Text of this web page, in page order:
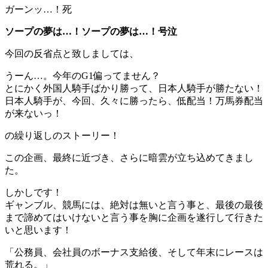
ガーンッ…！死
ソープの夢は…！ソープの夢は…！号泣
今回の反省点と致しましては、
うーん…。今年のG1偏ってません？
とにかく外国人騎手ばかり勝って、日本人騎手が勝たない！
日本人騎手が、今回、久々に勝ったら、低配当！万馬券配当
が来ないっ！
の繰り返しのストーリー！
この企画、最終に近づき、さらに暗雲が立ち込めてきまし
た。
しかしです！
ギャンブル、競馬には、絶対は無いと言う事と、最後の最後
まで諦めてはいけないと言う事を胸に企画を遂行して行きた
いと思います！
「公務員、会社員のボーナス支給後、そして年末にレースは
荒れる。」